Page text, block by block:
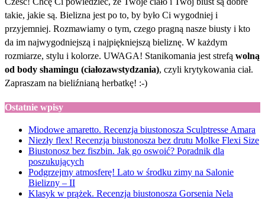
takie, jakie są. Bielizna jest po to, by było Ci wygodniej i
przyjemniej. Rozmawiamy o tym, czego pragną nasze biusty i kto
da im najwygodniejszą i najpiękniejszą bieliznę. W każdym
rozmiarze, stylu i kolorze. UWAGA! Stanikomania jest strefą wolną
od body shamingu (ciałozawstydzania), czyli krytykowania ciał.
Zapraszam na bieliźnianą herbatkę! :-)
Ostatnie wpisy
Miodowe amaretto. Recenzja biustonosza Sculptresse Amara
Niezły flex! Recenzja biustonosza bez drutu Molke Flexi Size
Biustonosz bez fiszbin. Jak go oswoić? Poradnik dla
poszukujących
Podgrzejmy atmosferę! Lato w środku zimy na Salonie
Bielizny – II
Klasyk w prążek. Recenzja biustonosza Gorsenia Nela